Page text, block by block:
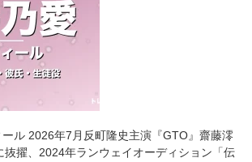
ル 2026年7月反町隆史主演『GTO』齋藤澪
抜擢、2024年ランウェイオーディション「伝